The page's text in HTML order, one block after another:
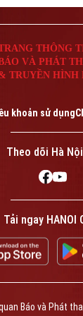
(bấm để gọi)
Tòa
Báo và Phát
THÔNG
VÀ PHÁT
TRUYỀN HÌNH
khoản sử dụng
Theo dõi Hà
Tải ngay HANOI
Báo và Phát